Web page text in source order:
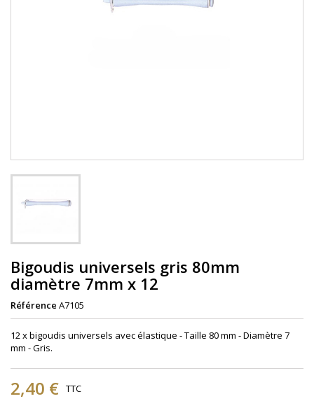
Bigoudis universels gris 80mm
diamètre 7mm x 12
Référence A7105
12 x bigoudis universels avec élastique - Taille 80 mm - Diamètre 7
mm - Gris.
2,40 € TTC